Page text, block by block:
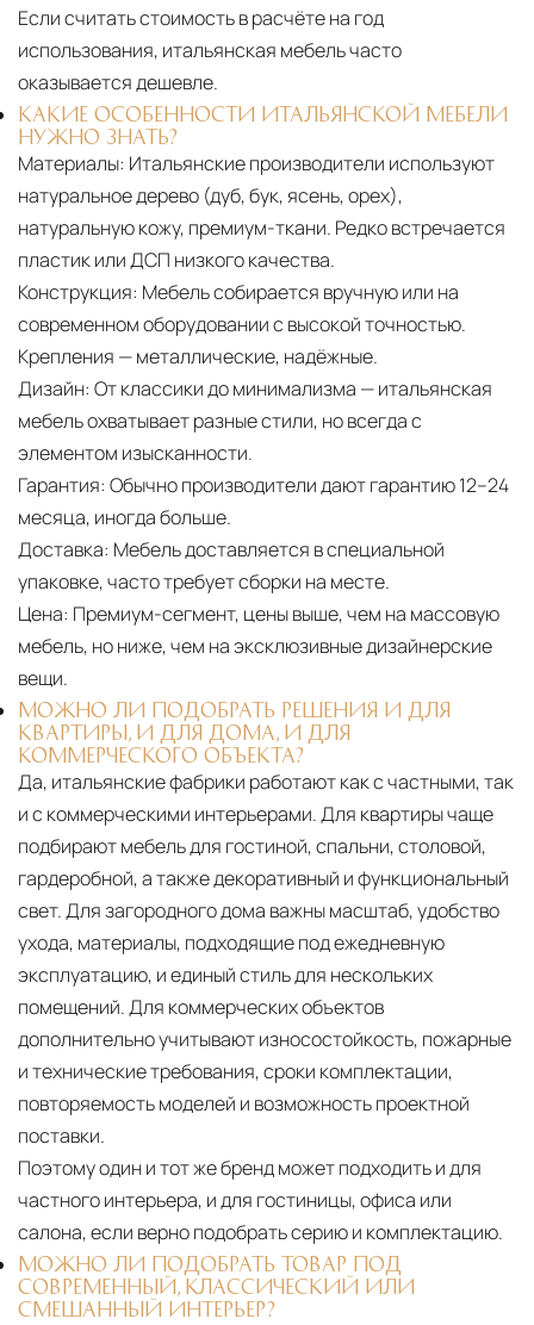
Если считать стоимость в расчёте на год
использования, итальянская мебель часто
оказывается дешевле.
КАКИЕ ОСОБЕННОСТИ ИТАЛЬЯНСКОЙ МЕБЕЛИ
НУЖНО ЗНАТЬ?
Материалы: Итальянские производители используют
натуральное дерево (дуб, бук, ясень, орех),
натуральную кожу, премиум-ткани. Редко встречается
пластик или ДСП низкого качества.
Конструкция: Мебель собирается вручную или на
современном оборудовании с высокой точностью.
Крепления — металлические, надёжные.
Дизайн: От классики до минимализма — итальянская
мебель охватывает разные стили, но всегда с
элементом изысканности.
Гарантия: Обычно производители дают гарантию 12–24
месяца, иногда больше.
Доставка: Мебель доставляется в специальной
упаковке, часто требует сборки на месте.
Цена: Премиум-сегмент, цены выше, чем на массовую
мебель, но ниже, чем на эксклюзивные дизайнерские
вещи.
МОЖНО ЛИ ПОДОБРАТЬ РЕШЕНИЯ И ДЛЯ
КВАРТИРЫ, И ДЛЯ ДОМА, И ДЛЯ
КОММЕРЧЕСКОГО ОБЪЕКТА?
Да, итальянские фабрики работают как с частными, так
и с коммерческими интерьерами. Для квартиры чаще
подбирают мебель для гостиной, спальни, столовой,
гардеробной, а также декоративный и функциональный
свет. Для загородного дома важны масштаб, удобство
ухода, материалы, подходящие под ежедневную
эксплуатацию, и единый стиль для нескольких
помещений. Для коммерческих объектов
дополнительно учитывают износостойкость, пожарные
и технические требования, сроки комплектации,
повторяемость моделей и возможность проектной
поставки.
Поэтому один и тот же бренд может подходить и для
частного интерьера, и для гостиницы, офиса или
салона, если верно подобрать серию и комплектацию.
МОЖНО ЛИ ПОДОБРАТЬ ТОВАР ПОД
СОВРЕМЕННЫЙ, КЛАССИЧЕСКИЙ ИЛИ
СМЕШАННЫЙ ИНТЕРЬЕР?